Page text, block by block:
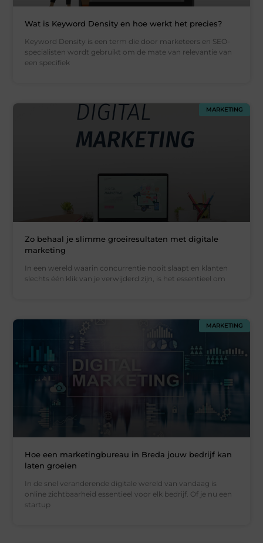
Wat is Keyword Density en hoe werkt het precies?
Keyword Density is een term die door marketeers en SEO-
specialisten wordt gebruikt om de mate van relevantie van
een specifiek
MARKETING
Zo behaal je slimme groeiresultaten met digitale
marketing
In een wereld waarin concurrentie nooit slaapt en klanten
slechts één klik van je verwijderd zijn, is het essentieel om
MARKETING
Hoe een marketingbureau in Breda jouw bedrijf kan
laten groeien
In de snel veranderende digitale wereld van vandaag is
online zichtbaarheid essentieel voor elk bedrijf. Of je nu een
startup